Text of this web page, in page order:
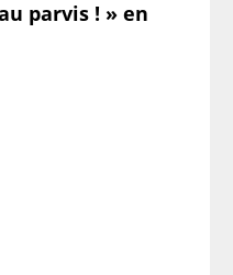
parvis ! » en